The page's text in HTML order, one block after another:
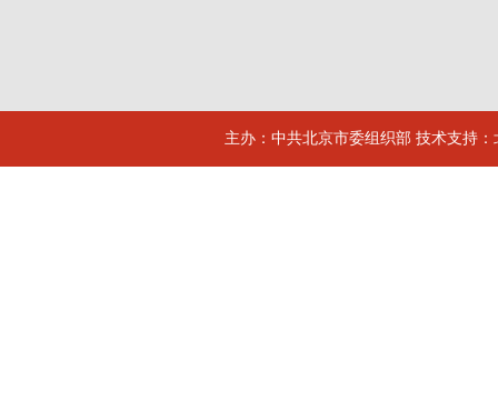
主办：中共北京市委组织部 技术支持